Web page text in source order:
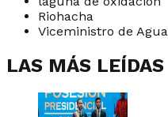
Riohacha
Viceministro de Agua
LAS MÁS LEÍDAS